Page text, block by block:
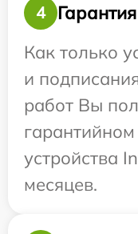
4
Гарантия
Как только
и
работ Вы
устройства
месяцев.